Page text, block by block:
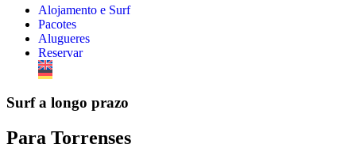
Alojamento e Surf
Pacotes
Alugueres
Reservar
Surf a longo prazo
Para Torrenses